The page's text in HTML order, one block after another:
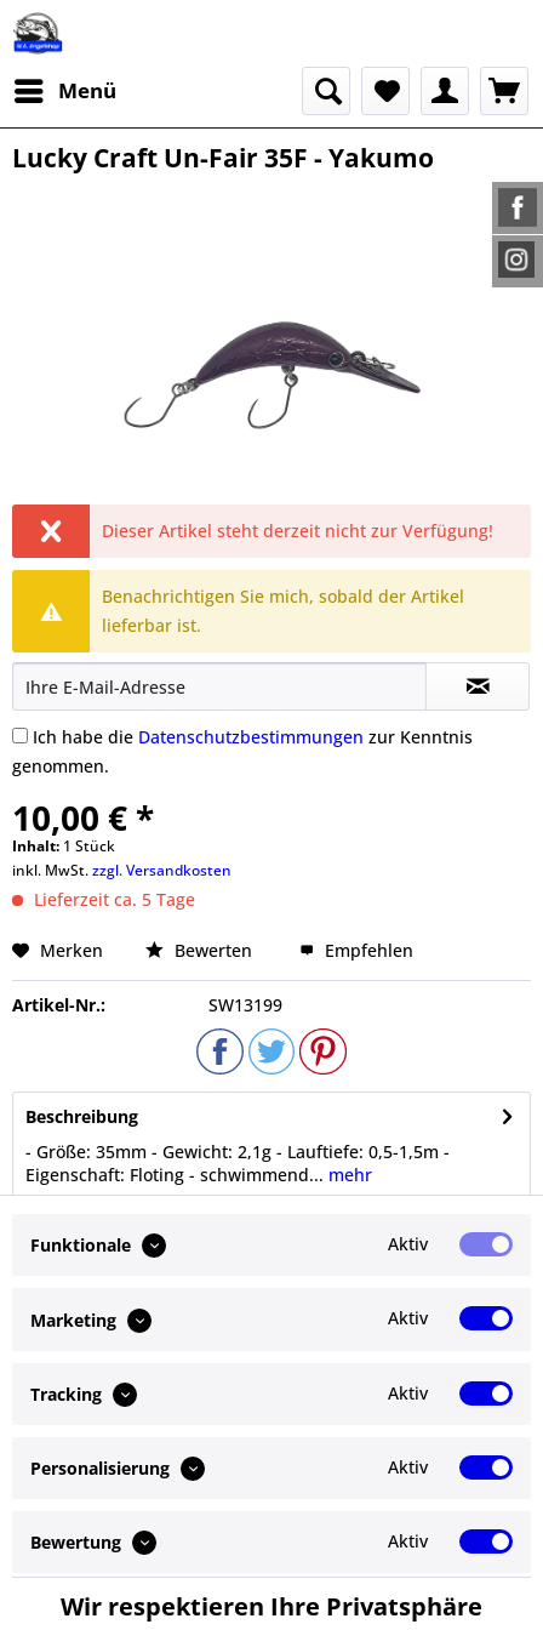
Menü
Lucky Craft Un-Fair 35F - Yakumo
Dieser Artikel steht derzeit nicht zur Verfügung!
Benachrichtigen Sie mich, sobald der Artikel
lieferbar ist.
Ich habe die Datenschutzbestimmungen zur Kenntnis
genommen.
10,00 € *
Inhalt: 1 Stück
inkl. MwSt.zzgl. Versandkosten
Lieferzeit ca. 5 Tage
Merken Bewerten Empfehlen
Artikel-Nr.: SW13199
Beschreibung
- Größe: 35mm - Gewicht: 2,1g - Lauftiefe: 0,5-1,5m -
Eigenschaft: Floting - schwimmend... mehr
Bewertungen
0
Ähnliche Artikel
Kunden kauften auch
Service Hotline
Shop Service
Informationen
Funktionale Aktiv
Marketing Aktiv
Tracking Aktiv
Personalisierung Aktiv
Bewertung Aktiv
Service Aktiv
Wir respektieren Ihre Privatsphäre